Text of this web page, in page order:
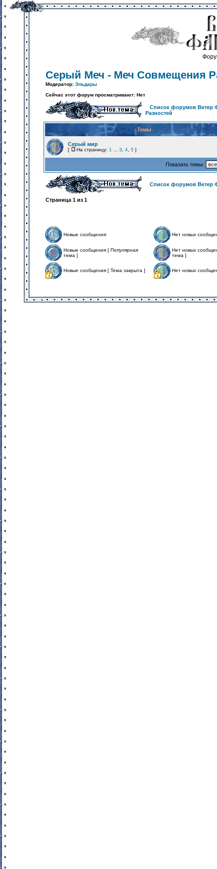
Серый Меч - Меч Совмещения
Модератор: Эльдары
Сейчас этот форум просматривают: Нет
Список форумов Ветер
Разностей
Темы
Серый мир
[ На страницу: 1 3 4 5 ]
Показать темы:
Список форумов Ветер
Страница 1 из 1
Новые сообщения Нет новых
Новые сообщения [ Популярная
тема ]
Нет новых
тема ]
Новые сообщения [ Тема закрыта ] Нет новых